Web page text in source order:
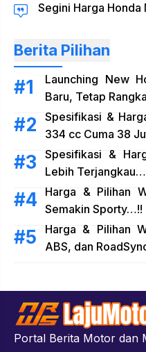
Segini Harga
Berita Pilihan
Launching New
Baru, Tetap
Spesifikasi &
334 cc Cuma 38
Spesifikasi &
Lebih
Harga & Pilihan
Semakin Sporty…!!
Harga & Pilihan
ABS, dan
Portal Berita Motor dan